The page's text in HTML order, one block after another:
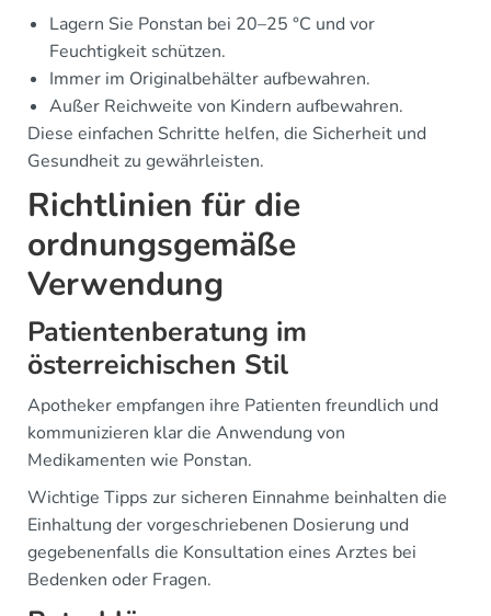
Lagern Sie Ponstan bei 20–25 °C und vor
Feuchtigkeit schützen.
Immer im Originalbehälter aufbewahren.
Außer Reichweite von Kindern aufbewahren.
Diese einfachen Schritte helfen, die Sicherheit und
Gesundheit zu gewährleisten.
Richtlinien für die
ordnungsgemäße
Verwendung
Patientenberatung im
österreichischen Stil
Apotheker empfangen ihre Patienten freundlich und
kommunizieren klar die Anwendung von
Medikamenten wie Ponstan.
Wichtige Tipps zur sicheren Einnahme beinhalten die
Einhaltung der vorgeschriebenen Dosierung und
gegebenenfalls die Konsultation eines Arztes bei
Bedenken oder Fragen.